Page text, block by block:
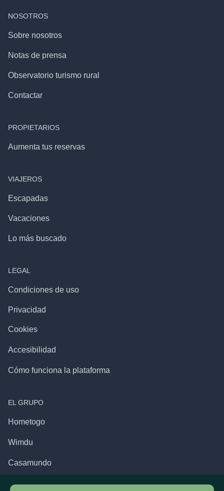
NOSOTROS
Sobre nosotros
Notas de prensa
Observatorio turismo rural
Contactar
PROPIETARIOS
Aumenta tus reservas
VIAJEROS
Escapadas
Vacaciones
Lo más buscado
LEGAL
Condiciones de uso
Privacidad
Cookies
Accesibilidad
Cómo funciona la plataforma
EL GRUPO
Hometogo
Wimdu
Casamundo